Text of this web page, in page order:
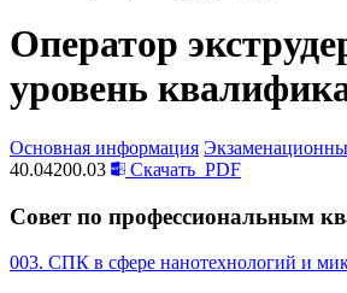
Оператор
уровень
Основная информация
40.04200.03
Скачать PDF
Совет по профессиональным
003. СПК в сфере нанотехнологий и